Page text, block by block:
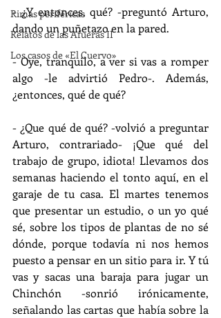
Rimas periféricas
Relatos de las Afueras II
Los casos de «El Cuervo»
- ¿Y entonces, qué? -preguntó Arturo,
dando un puñetazo en la pared.
- Oye, tranquilo, a ver si vas a romper
algo -le advirtió Pedro-. Además,
¿entonces, qué de qué?
- ¿Que qué de qué? -volvió a preguntar
Arturo, contrariado- ¡Que qué del
trabajo de grupo, idiota! Llevamos dos
semanas haciendo el tonto aquí, en el
garaje de tu casa. El martes tenemos
que presentar un estudio, o un yo qué
sé, sobre los tipos de plantas de no sé
dónde, porque todavía ni nos hemos
puesto a pensar en un sitio para ir. Y tú
vas y sacas una baraja para jugar un
Chinchón -sonrió irónicamente,
señalando las cartas que había sobre la